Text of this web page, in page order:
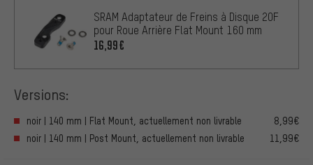
SRAM Adaptateur de Freins à Disque 20F
pour Roue Arrière Flat Mount 160 mm
16,99€
Versions:
noir | 140 mm | Flat Mount, actuellement non livrable
8,99€
noir | 140 mm | Post Mount, actuellement non livrable
11,99€